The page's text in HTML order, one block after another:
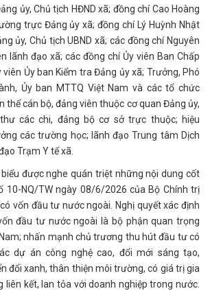
ủy, Chủ tịch HĐND xã; đồng chí Cao Hoàng
trực Đảng ủy xã; đồng chí Lý Huỳnh Nhật
ủy, Chủ tịch UBND xã; các đồng chí Nguyên
lãnh đạo xã; các đồng chí Ủy viên Ban Chấp
viên Ủy ban Kiểm tra Đảng ủy xã; Trưởng, Phó
Ủy ban MTTQ Việt Nam và các tổ chức
thể cán bộ, đảng viên thuộc cơ quan Đảng ủy,
các chi, đảng bộ cơ sở trực thuộc; hiệu
các trường học; lãnh đạo Trung tâm Dịch
Trạm Y tế xã.
được nghe quán triệt những nội dung cốt
10-NQ/TW ngày 08/6/2026 của Bộ Chính trị
vốn đầu tư nước ngoài. Nghị quyết xác định
đầu tư nước ngoài là bộ phận quan trọng
nhấn mạnh chủ trương thu hút đầu tư có
dự án công nghệ cao, đổi mới sáng tạo,
đổi xanh, thân thiện môi trường, có giá trị gia
liên kết, lan tỏa với doanh nghiệp trong nước.